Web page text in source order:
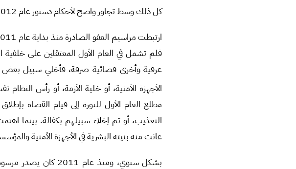
كل ذلك وسط تجاوز واضح لأحكام دستور عام 2012، وخاصة المادتين 51 و53 منه
فلم تشمل في العام الأول المعتقلين على
عرفية وأخرى قضائية صرفة، فأخلي سبيل بعض
الأجهزة الأمنية، أو خلية الأزمة، أو رأس النظام
مطلع العام الأول للثورة إلى قيام القضاة
التعذيب، أو تم إخلاء سبيلهم بكفالة. بينما
عانت منه بنيته البشرية في الأجهزة الأمنية